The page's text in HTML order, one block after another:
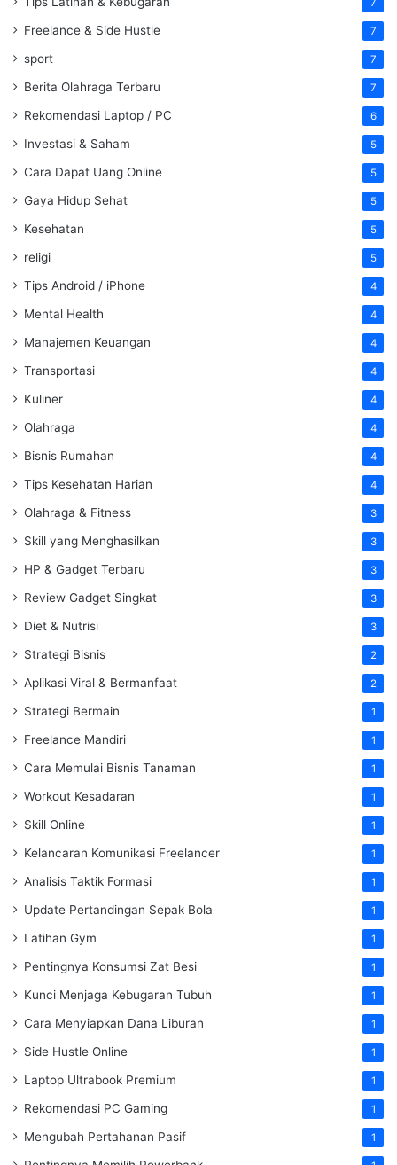
7
Freelance & Side Hustle 7
sport 7
Berita Olahraga Terbaru 7
Rekomendasi Laptop / PC 6
Investasi & Saham 5
Cara Dapat Uang Online 5
Gaya Hidup Sehat 5
Kesehatan 5
religi 5
Tips Android / iPhone 4
Mental Health 4
Manajemen Keuangan 4
Transportasi 4
Kuliner 4
Olahraga 4
Bisnis Rumahan 4
Tips Kesehatan Harian 4
Olahraga & Fitness 3
Skill yang Menghasilkan 3
HP & Gadget Terbaru 3
Review Gadget Singkat 3
Diet & Nutrisi 3
Strategi Bisnis 2
Aplikasi Viral & Bermanfaat 2
Strategi Bermain 1
Freelance Mandiri 1
Cara Memulai Bisnis Tanaman 1
Workout Kesadaran 1
Skill Online 1
Kelancaran Komunikasi Freelancer 1
Analisis Taktik Formasi 1
Update Pertandingan Sepak Bola 1
Latihan Gym 1
Pentingnya Konsumsi Zat Besi 1
Kunci Menjaga Kebugaran Tubuh 1
Cara Menyiapkan Dana Liburan 1
Side Hustle Online 1
Laptop Ultrabook Premium 1
Rekomendasi PC Gaming 1
Mengubah Pertahanan Pasif 1